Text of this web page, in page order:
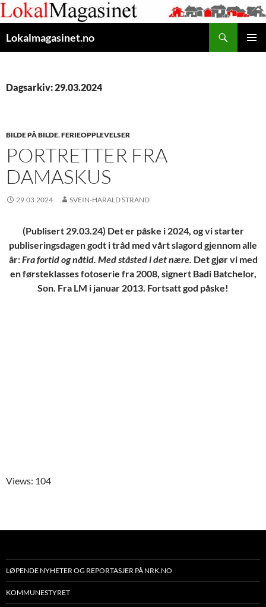
Gå
til
innhaldet
Lokalmagasinet.no
Dagsarkiv: 29.03.2024
BILDE PÅ BILDE,FERIEOPPLEVELSER
PORTRETTER FRA
DAMASKUS
29.03.2024 SVEIN-HARALD STRAND
(Publisert 29.03.24) Det er påske i 2024, og vi starter
publiseringsdagen godt i tråd med vårt slagord gjennom alle
år:Fra fortid og nåtid. Med ståsted i det nære. Det gjør vi med
en førsteklasses fotoserie fra 2008, signert Badi Batchelor,
Son. Fra LM i januar 2013. Fortsatt god påske!
Views: 104
LØPENDE NYHETER OG REPORTASJER PÅ NRK.NO
KOMMUNESTYRET